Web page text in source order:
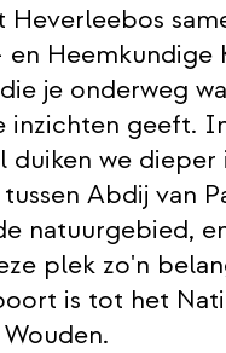
Heverleebos
en Heemkundige
je onderweg
inzichten geeft.
duiken we dieper
Abdij van
natuurgebied,
plek zo'n
is tot het